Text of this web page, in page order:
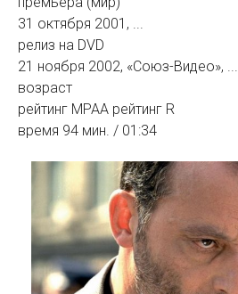
31 октября 2001, ...
релиз на DVD
21 ноября 2002, «Союз-Видео», ...
возраст
рейтинг MPAA рейтинг R
время 94 мин. / 01:34